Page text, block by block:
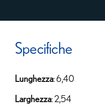
Specifiche
Lunghezza: 6,40
Larghezza: 2,54